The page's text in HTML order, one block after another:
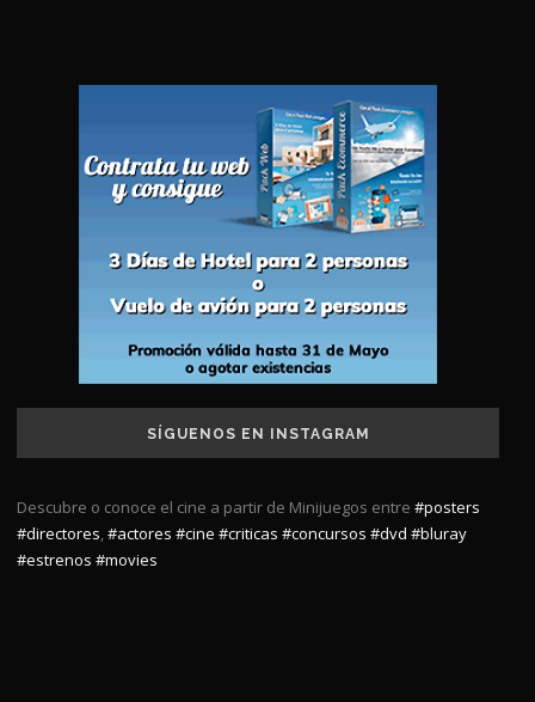
SÍGUENOS EN INSTAGRAM
Descubre o conoce el cine a partir de Minijuegos entre #posters
#directores,#actores #cine #criticas #concursos #dvd #bluray
#estrenos #movies